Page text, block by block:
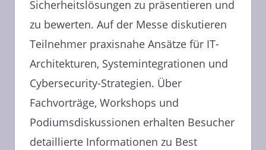
Sicherheitslösungen zu präsentieren und
zu bewerten. Auf der Messe diskutieren
Teilnehmer praxisnahe Ansätze für IT-
Architekturen, Systemintegrationen und
Cybersecurity-Strategien. Über
Fachvorträge, Workshops und
Podiumsdiskussionen erhalten Besucher
detaillierte Informationen zu Best